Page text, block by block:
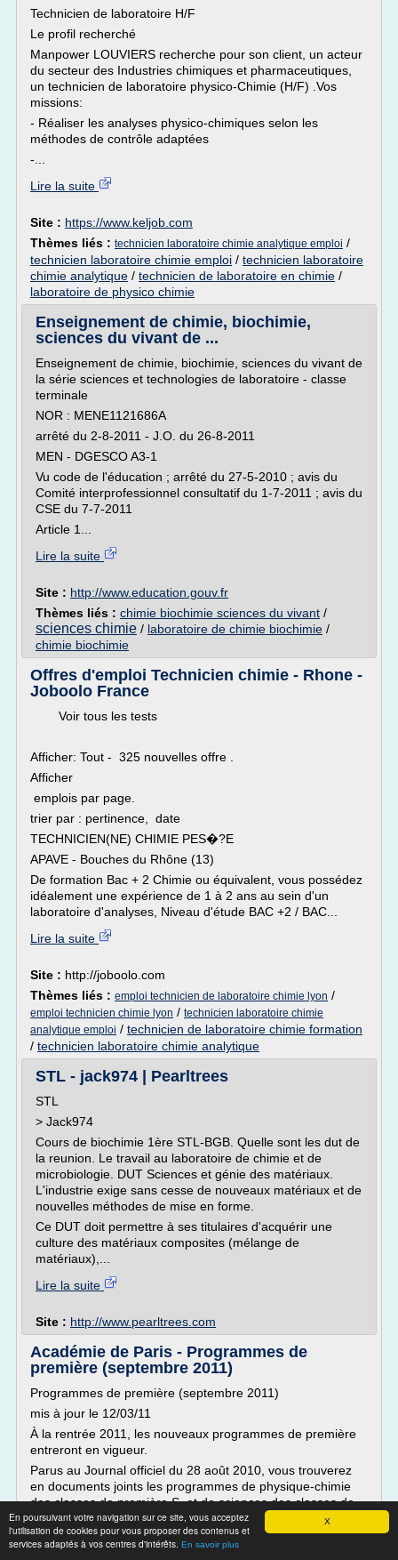
X
En poursuivant votre navigation sur ce site, vous acceptez
l'utilisation de cookies pour vous proposer des contenus et
services adaptés à vos centres d'intérêts. En savoir plus
Technicien de laboratoire H/F
Le profil recherché
Manpower LOUVIERS recherche pour son client, un acteur
du secteur des Industries chimiques et pharmaceutiques,
un technicien de laboratoire physico-Chimie (H/F) .Vos
missions:
- Réaliser les analyses physico-chimiques selon les
méthodes de contrôle adaptées
-...
Lire la suite
Site : https://www.keljob.com
Thèmes liés : technicien laboratoire chimie analytique emploi /
technicien laboratoire chimie emploi / technicien laboratoire
chimie analytique / technicien de laboratoire en chimie /
laboratoire de physico chimie
Enseignement de chimie, biochimie,
sciences du vivant de ...
Enseignement de chimie, biochimie, sciences du vivant de
la série sciences et technologies de laboratoire - classe
terminale
NOR : MENE1121686A
arrêté du 2-8-2011 - J.O. du 26-8-2011
MEN - DGESCO A3-1
Vu code de l'éducation ; arrêté du 27-5-2010 ; avis du
Comité interprofessionnel consultatif du 1-7-2011 ; avis du
CSE du 7-7-2011
Article 1...
Lire la suite
Site : http://www.education.gouv.fr
Thèmes liés : chimie biochimie sciences du vivant /
sciences chimie / laboratoire de chimie biochimie /
chimie biochimie
Offres d'emploi Technicien chimie - Rhone -
Joboolo France
Voir tous les tests
Afficher: Tout - 325 nouvelles offre .
Afficher
emplois par page.
trier par : pertinence, date
TECHNICIEN(NE) CHIMIE PES�?E
APAVE - Bouches du Rhône (13)
De formation Bac + 2 Chimie ou équivalent, vous possédez
idéalement une expérience de 1 à 2 ans au sein d'un
laboratoire d'analyses, Niveau d'étude BAC +2 / BAC...
Lire la suite
Site : http://joboolo.com
Thèmes liés : emploi technicien de laboratoire chimie lyon /
emploi technicien chimie lyon / technicien laboratoire chimie
analytique emploi / technicien de laboratoire chimie formation
/ technicien laboratoire chimie analytique
STL - jack974 | Pearltrees
STL
> Jack974
Cours de biochimie 1ère STL-BGB. Quelle sont les dut de
la reunion. Le travail au laboratoire de chimie et de
microbiologie. DUT Sciences et génie des matériaux.
L'industrie exige sans cesse de nouveaux matériaux et de
nouvelles méthodes de mise en forme.
Ce DUT doit permettre à ses titulaires d'acquérir une
culture des matériaux composites (mélange de
matériaux),...
Lire la suite
Site : http://www.pearltrees.com
Académie de Paris - Programmes de
première (septembre 2011)
Programmes de première (septembre 2011)
mis à jour le 12/03/11
À la rentrée 2011, les nouveaux programmes de première
entreront en vigueur.
Parus au Journal officiel du 28 août 2010, vous trouverez
en documents joints les programmes de physique-chimie
des classes de première S, et de sciences des classes de
première L...
Lire la suite